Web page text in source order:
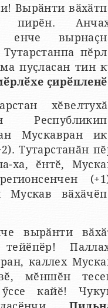
Вырӑнти
пирӗн.
енче
пуҫласан тин
ҫирӗпленӗ
Мускавран
Тутарстанӑн
ха, ӗнтӗ,
Мускав
вырӑнти
каллех
мӗншӗн
кайӗ!